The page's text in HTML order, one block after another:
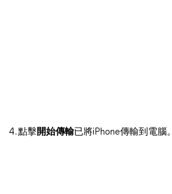
4. 點擊開始傳輸已將iPhone傳輸到電腦。